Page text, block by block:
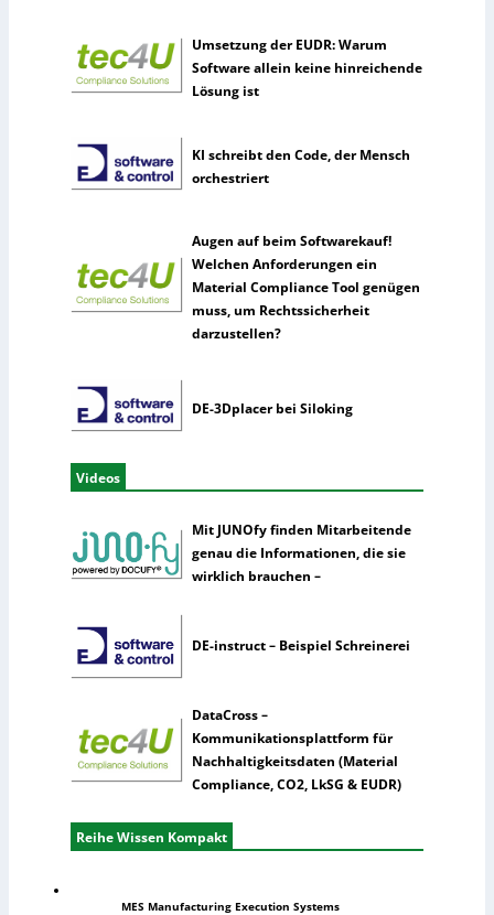
Umsetzung der EUDR: Warum
Software allein keine hinreichende
Lösung ist
KI schreibt den Code, der Mensch
orchestriert
Augen auf beim Softwarekauf!
Welchen Anforderungen ein
Material Compliance Tool genügen
muss, um Rechtssicherheit
darzustellen?
DE-3Dplacer bei Siloking
Videos
Mit JUNOfy finden Mitarbeitende
genau die Informationen, die sie
wirklich brauchen –
DE-instruct – Beispiel Schreinerei
DataCross –
Kommunikationsplattform für
Nachhaltigkeitsdaten (Material
Compliance, CO2, LkSG & EUDR)
Reihe Wissen Kompakt
MES Manufacturing Execution Systems